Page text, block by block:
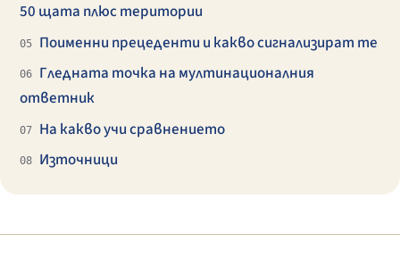
50 щата плюс територии
05 Поименни прецеденти и какво сигнализират те
06 Гледната точка на мултинационалния
ответник
07 На какво учи сравнението
08 Източници